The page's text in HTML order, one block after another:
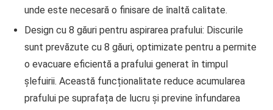
unde este necesară o finisare de înaltă calitate.
Design cu 8 găuri pentru aspirarea prafului: Discurile
sunt prevăzute cu 8 găuri, optimizate pentru a permite
o evacuare eficientă a prafului generat în timpul
șlefuirii. Această funcționalitate reduce acumularea
prafului pe suprafața de lucru și previne înfundarea